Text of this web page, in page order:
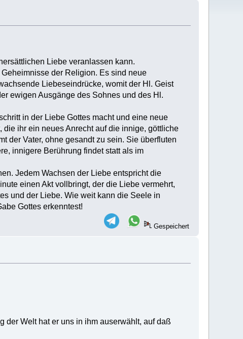
Liebe veranlassen kann.
der Religion. Es sind neue
Liebeseindrücke, womit der Hl. Geist
ewigen Ausgänge des Sohnes und des Hl.
in der Liebe Gottes macht und eine neue
ihr ein neues Anrecht auf die innige, göttliche
der Vater, ohne gesandt zu sein. Sie überfluten
innigere Berührung findet statt als im
Jedem Wachsen der Liebe entspricht die
einen Akt vollbringt, der die Liebe vermehrt,
und der Liebe. Wie weit kann die Seele in
Gottes erkenntest!
Gespeichert
der Welt hat er uns in ihm auserwählt, auf daß